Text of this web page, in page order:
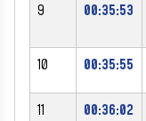
9 00:35:53
10 00:35:55
11 00:36:02